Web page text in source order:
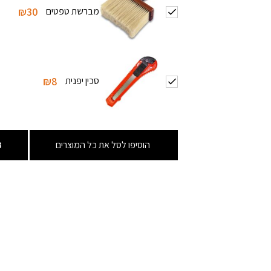
מברשת טפטים ₪30
סכין יפנית ₪8
הוסיפו לסל את כל המוצרים